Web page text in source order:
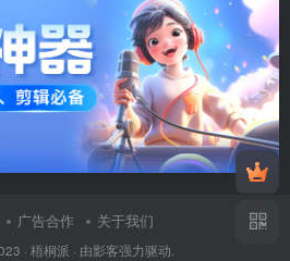
广告合作 关于我们
· 梧桐派 · 由影客强力驱动.